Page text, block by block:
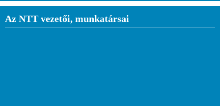
Az NTT vezetői, munkatársai